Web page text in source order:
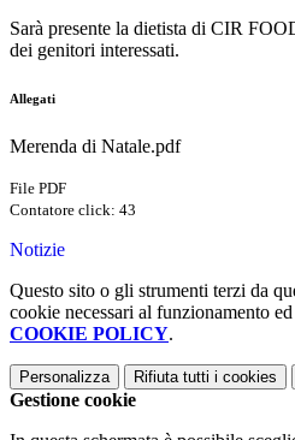
Sarà presente la dietista di CIR
dei genitori interessati.
Allegati
Merenda di Natale.pdf
File PDF
Contatore click: 43
Notizie
Questo sito o gli strumenti terzi da
cookie necessari al funzionamento
COOKIE POLICY.
Personalizza Rifiuta tutti i cookies
Gestione cookie